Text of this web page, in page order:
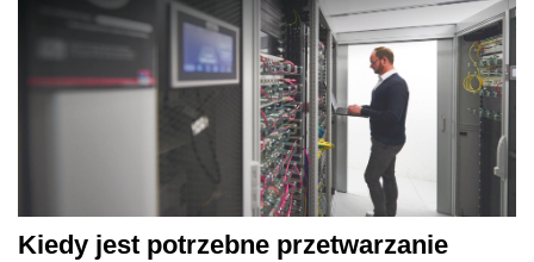
Kiedy jest potrzebne przetwarzanie